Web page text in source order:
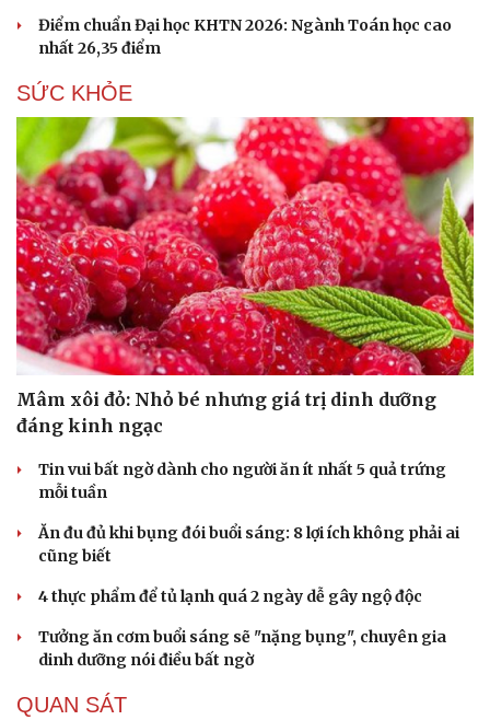
Điểm chuẩn Đại học KHTN 2026: Ngành Toán học cao
nhất 26,35 điểm
SỨC KHỎE
Mâm xôi đỏ: Nhỏ bé nhưng giá trị dinh dưỡng
đáng kinh ngạc
Tin vui bất ngờ dành cho người ăn ít nhất 5 quả trứng
mỗi tuần
Ăn đu đủ khi bụng đói buổi sáng: 8 lợi ích không phải ai
cũng biết
4 thực phẩm để tủ lạnh quá 2 ngày dễ gây ngộ độc
Tưởng ăn cơm buổi sáng sẽ "nặng bụng", chuyên gia
dinh dưỡng nói điều bất ngờ
QUAN SÁT